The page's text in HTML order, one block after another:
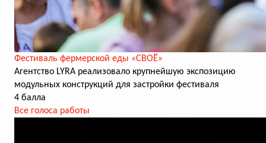
Фестиваль фермерской еды «СВОЁ»
Агентство LYRA реализовало крупнейшую экспозицию
модульных конструкций для застройки фестиваля
4 балла
Все голоса работы